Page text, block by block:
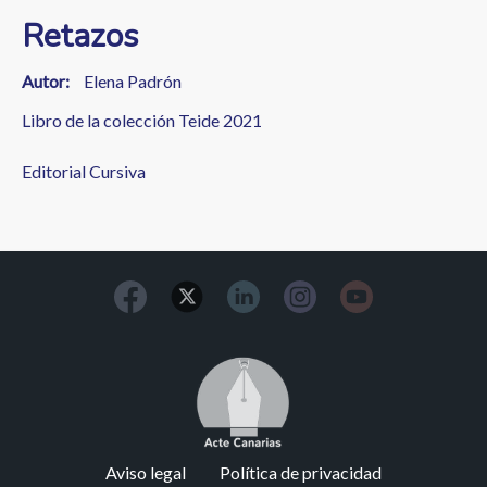
Retazos
Autor
Elena Padrón
Libro de la colección Teide 2021
Editorial Cursiva
Image
Aviso legal Política de privacidad